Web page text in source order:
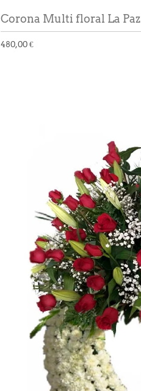
Corona Multi floral La Paz
480,00 €